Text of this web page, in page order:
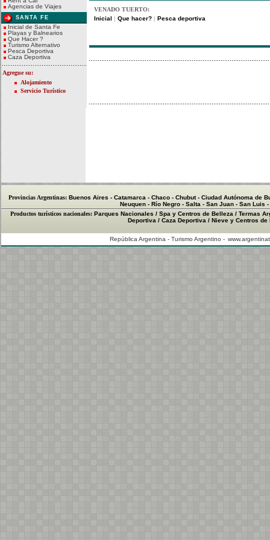
Agencias de Viajes
SANTA FE
Inicial de Santa Fe
Playas y Balnearios
Que Hacer ?
Turismo Alternativo
Pesca Deportiva
Caza Deportiva
Agregue su:
Alojamiento
Servicio Turístico
VENADO TUERTO:
Inicial
Que hacer? Pesca deportiva
Provincias Argentinas: Buenos Aires - Catamarca - Chaco - Chubut- Ciudad Autónoma de
Neuquen- Río Negro- Salta - San Juan- San Luis -
Productos turísticos nacionales: Parques Nacionales / Spa y Centros de Belleza / Termas
Deportiva / Caza Deportiva / Nieve y Centros de
República Argentina - Turismo Argentino -